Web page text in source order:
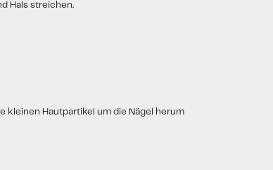
Hals streichen.
kleinen Hautpartikel um die Nägel herum